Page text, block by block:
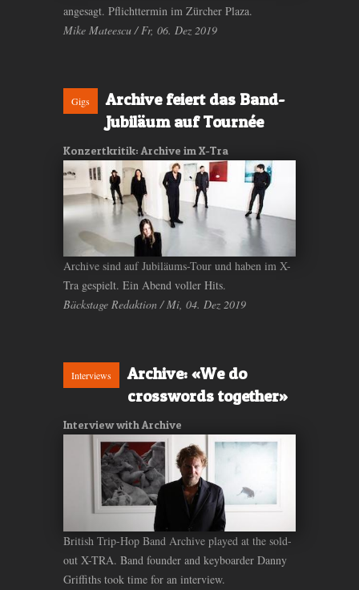
angesagt. Pflichttermin im Zürcher Plaza.
Mike Mateescu / Fr, 06. Dez 2019
Gigs
Archive feiert das Band-
Jubiläum auf Tournée
Konzertkritik: Archive im X-Tra
Archive sind auf Jubiläums-Tour und haben im X-
Tra gespielt. Ein Abend voller Hits.
Bäckstage Redaktion / Mi, 04. Dez 2019
Interviews
Archive: «We do
crosswords together»
Interview with Archive
British Trip-Hop Band Archive played at the sold-
out X-TRA. Band founder and keyboarder Danny
Griffiths took time for an interview.